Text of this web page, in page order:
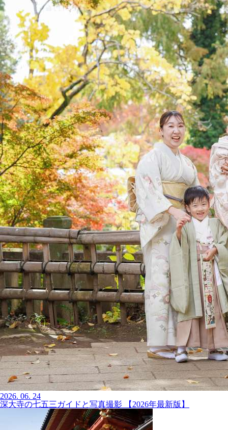
2026. 06. 24
深大寺の七五三ガイドと写真撮影 【2026年最新版】